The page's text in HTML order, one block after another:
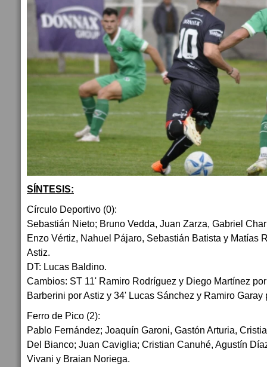
SÍNTESIS:
Círculo Deportivo (0):
Sebastián Nieto; Bruno Vedda, Juan Zarza, Gabriel
Enzo Vértiz, Nahuel Pájaro, Sebastián Batista y Matías
Astiz.
DT: Lucas Baldino.
Cambios: ST 11' Ramiro Rodríguez y Diego Martínez
Barberini por Astiz y 34' Lucas Sánchez y Ramiro Garay
Ferro de Pico (2):
Pablo Fernández; Joaquín Garoni, Gastón Arturia,
Del Bianco; Juan Caviglia; Cristian Canuhé, Agustín
Vivani y Braian Noriega.